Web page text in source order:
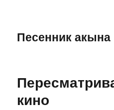
Песенник акына
кино